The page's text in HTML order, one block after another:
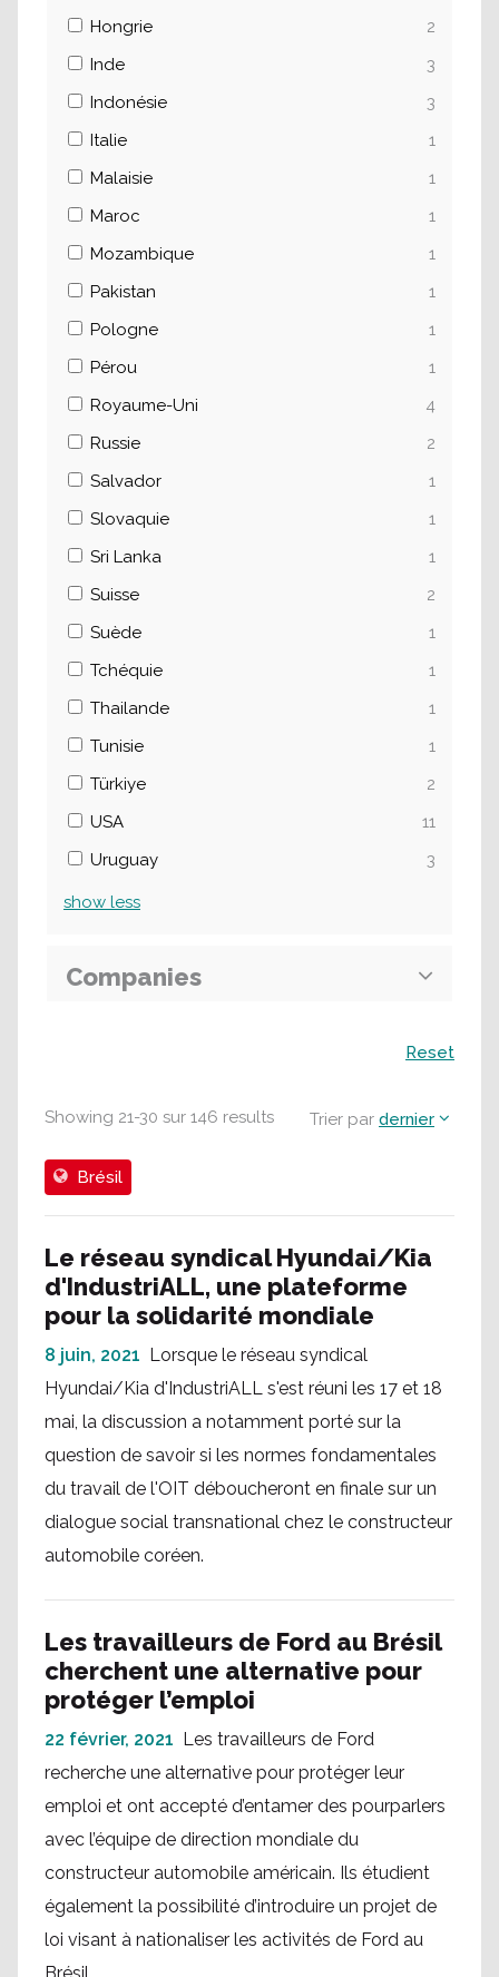
Showing 21-30 sur 146 results Trier par dernier
Brésil
Le réseau syndical Hyundai/Kia
d'IndustriALL, une plateforme
pour la solidarité mondiale
8 juin, 2021 Lorsque le réseau syndical
Hyundai/Kia d'IndustriALL s'est réuni les 17 et 18
mai, la discussion a notamment porté sur la
question de savoir si les normes fondamentales
du travail de l'OIT déboucheront en finale sur un
dialogue social transnational chez le constructeur
automobile coréen.
Les travailleurs de Ford au Brésil
cherchent une alternative pour
protéger l’emploi
22 février, 2021 Les travailleurs de Ford
recherche une alternative pour protéger leur
emploi et ont accepté d’entamer des pourparlers
avec l’équipe de direction mondiale du
constructeur automobile américain. Ils étudient
également la possibilité d’introduire un projet de
loi visant à nationaliser les activités de Ford au
Hongrie
2
Inde
3
Indonésie
3
Italie
1
Malaisie
1
Maroc
1
Mozambique
1
Pakistan
1
Pologne
1
Pérou
1
Royaume-Uni
4
Russie
2
Salvador
1
Slovaquie
1
Sri Lanka
1
Suisse
2
Suède
1
Tchéquie
1
Thailande
1
Tunisie
1
Türkiye
2
USA
11
Uruguay
3
show less
Companies
Reset